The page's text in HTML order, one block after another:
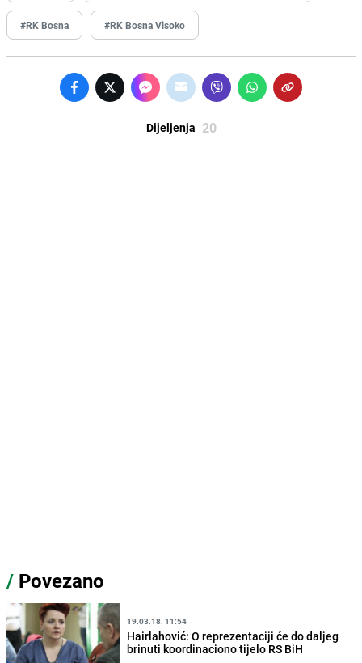
#RK Bosna #RK Bosna Visoko
Dijeljenja 20
/ Povezano
19.03.18. 11:54
Hairlahović: O reprezentaciji će do daljeg
brinuti koordinaciono tijelo RS BiH